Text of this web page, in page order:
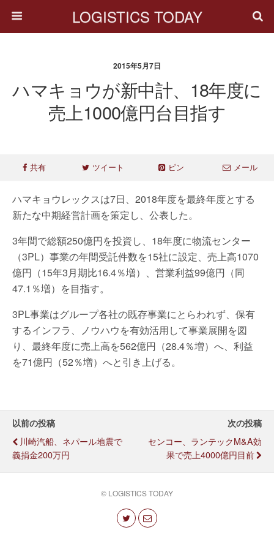
LOGISTICS TODAY
2015年5月7日
ハマキョウが新中計、18年度に
売上1000億円台目指す
共有 ツイート ピン メール
ハマキョウレックスは7日、2018年度を最終年度とする
新たな中期経営計画を策定し、公表した。
3年間で総額250億円を投資し、18年度に物流センター
（3PL）事業の年間受託件数を15社に設定、売上高1070
億円（15年3月期比16.4％増）、営業利益99億円（同
47.1％増）を目指す。
3PL事業はグループ各社の既存事業にとらわれず、保有
するインフラ、ノウハウを有効活用して事業展開を図
り、最終年度に売上高を562億円（28.4％増）へ、利益
を71億円（52％増）へと引き上げる。
以前の投稿
川崎汽船、ネパール地震で
義捐金200万円
次の投稿
センコー、ランテックM&A効
果で売上4000億円目前
© LOGISTICS TODAY